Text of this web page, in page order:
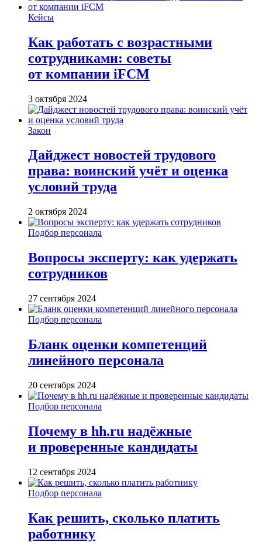
Кейсы
Как работать с возрастными
сотрудниками: советы
от компании iFCM
3 октября 2024
Закон
Дайджест новостей трудового
права: воинский учёт и оценка
условий труда
2 октября 2024
Подбор персонала
Вопросы эксперту: как удержать
сотрудников
27 сентября 2024
Подбор персонала
Бланк оценки компетенций
линейного персонала
20 сентября 2024
Подбор персонала
Почему в hh.ru надёжные
и проверенные кандидаты
12 сентября 2024
Подбор персонала
Как решить, сколько платить
работнику